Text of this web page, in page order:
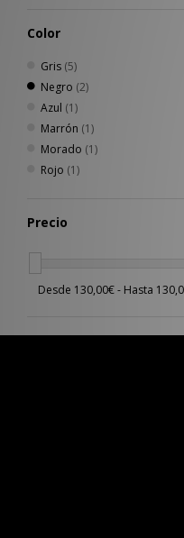
Color
Gris (5)
Negro (2)
Azul (1)
Marrón (1)
Morado (1)
Rojo (1)
Precio